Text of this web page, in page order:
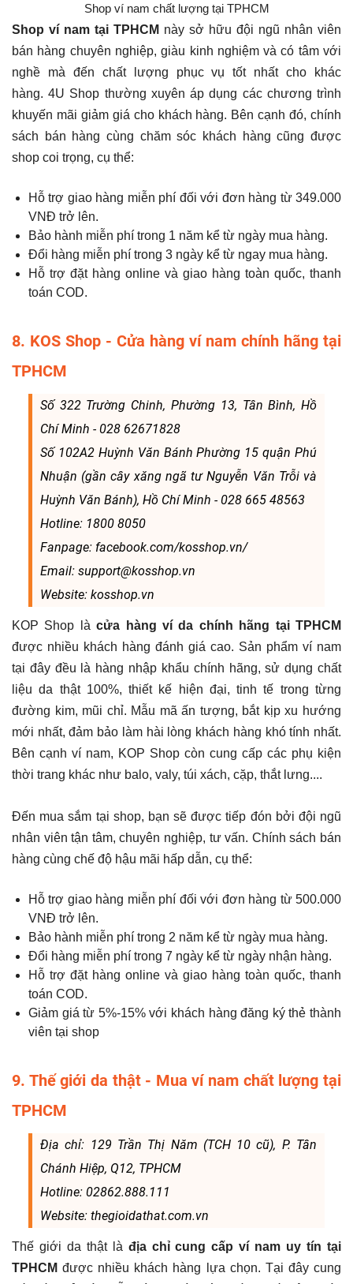
Shop ví nam chất lượng tại TPHCM
Shop ví nam tại TPHCM này sở hữu đội ngũ nhân viên
bán hàng chuyên nghiệp, giàu kinh nghiệm và có tâm với
nghề mà đến chất lượng phục vụ tốt nhất cho khác
hàng. 4U Shop thường xuyên áp dụng các chương trình
khuyến mãi giảm giá cho khách hàng. Bên cạnh đó, chính
sách bán hàng cùng chăm sóc khách hàng cũng được
shop coi trọng, cụ thể:
Hỗ trợ giao hàng miễn phí đối với đơn hàng từ 349.000
VNĐ trở lên.
Bảo hành miễn phí trong 1 năm kể từ ngày mua hàng.
Đổi hàng miễn phí trong 3 ngày kể từ ngay mua hàng.
Hỗ trợ đặt hàng online và giao hàng toàn quốc, thanh
toán COD.
8. KOS Shop - Cửa hàng ví nam chính hãng tại
TPHCM
Số 322 Trường Chinh, Phường 13, Tân Bình, Hồ
Chí Minh - 028 62671828
Số 102A2 Huỳnh Văn Bánh Phường 15 quận Phú
Nhuận (gần cây xăng ngã tư Nguyễn Văn Trỗi và
Huỳnh Văn Bánh), Hồ Chí Minh - 028 665 48563
Hotline: 1800 8050
Fanpage: facebook.com/kosshop.vn/
Email: support@kosshop.vn
Website: kosshop.vn
KOP Shop làcửa hàng ví da chính hãng tại TPHCM
được nhiều khách hàng đánh giá cao. Sản phẩm ví nam
tại đây đều là hàng nhập khẩu chính hãng, sử dụng chất
liệu da thật 100%, thiết kế hiện đại, tinh tế trong từng
đường kim, mũi chỉ. Mẫu mã ấn tượng, bắt kịp xu hướng
mới nhất, đảm bảo làm hài lòng khách hàng khó tính nhất.
Bên cạnh ví nam, KOP Shop còn cung cấp các phụ kiện
thời trang khác như balo, valy, túi xách, cặp, thắt lưng....
Đến mua sắm tại shop, bạn sẽ được tiếp đón bởi đội ngũ
nhân viên tận tâm, chuyên nghiệp, tư vấn. Chính sách bán
hàng cùng chế độ hậu mãi hấp dẫn, cụ thể:
Hỗ trợ giao hàng miễn phí đối với đơn hàng từ 500.000
VNĐ trở lên.
Bảo hành miễn phí trong 2 năm kể từ ngày mua hàng.
Đổi hàng miễn phí trong 7 ngày kể từ ngày nhận hàng.
Hỗ trợ đặt hàng online và giao hàng toàn quốc, thanh
toán COD.
Giảm giá từ 5%-15% với khách hàng đăng ký thẻ thành
viên tại shop
9. Thế giới da thật - Mua ví nam chất lượng tại
TPHCM
Địa chỉ: 129 Trần Thị Năm (TCH 10 cũ), P. Tân
Chánh Hiệp, Q12, TPHCM
Hotline: 02862.888.111
Website: thegioidathat.com.vn
Thế giới da thật là địa chỉ cung cấp ví nam uy tín tại
TPHCM được nhiều khách hàng lựa chọn. Tại đây cung